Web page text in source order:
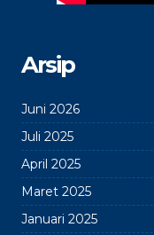
Arsip
Juni 2026
Juli 2025
April 2025
Maret 2025
Januari 2025